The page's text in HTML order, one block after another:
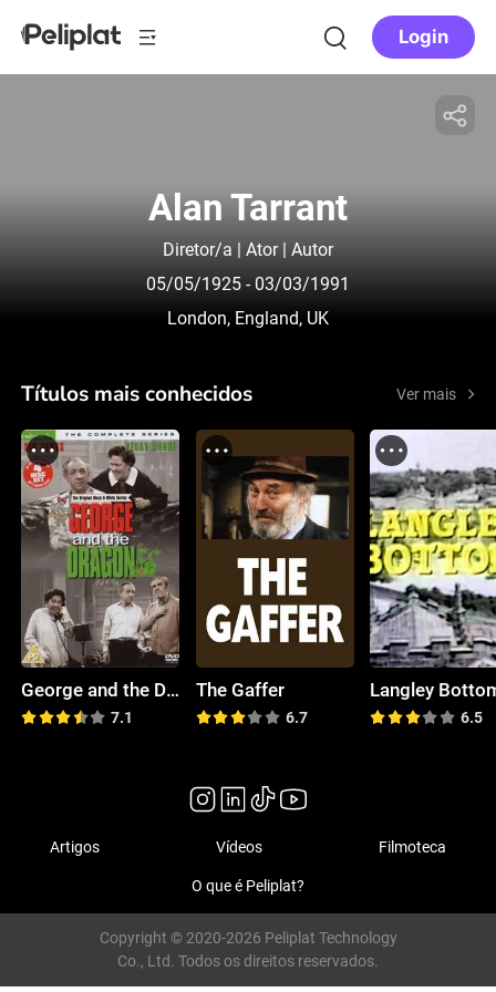
Login
Alan Tarrant
Diretor/a | Ator | Autor
05/05/1925 - 03/03/1991
London, England, UK
Títulos mais conhecidos Ver mais
George and the Dragon
7.1
The Gaffer
6.7
Langley
6.5
Artigos Vídeos Filmoteca
O que é Peliplat?
Copyright © 2020-2026 Peliplat Technology
Co., Ltd. Todos os direitos reservados.